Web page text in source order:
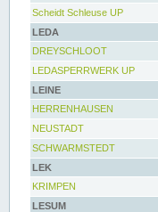
Scheidt Schleuse UP
LEDA
DREYSCHLOOT
LEDASPERRWERK UP
LEINE
HERRENHAUSEN
NEUSTADT
SCHWARMSTEDT
LEK
KRIMPEN
LESUM